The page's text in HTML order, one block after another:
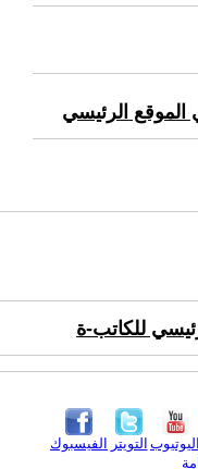
الموقع الرئيسي
للكاتب-ة
الفيسبوك التويتر اليوتيوب